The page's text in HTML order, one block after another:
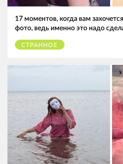
17 моментов, когда вам
фото, ведь именно это надо
СТРАННОЕ